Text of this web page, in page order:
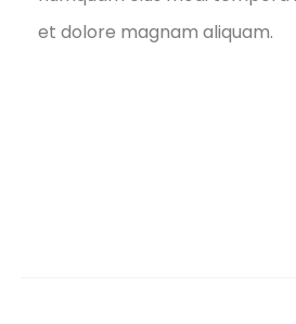
et dolore magnam aliquam.